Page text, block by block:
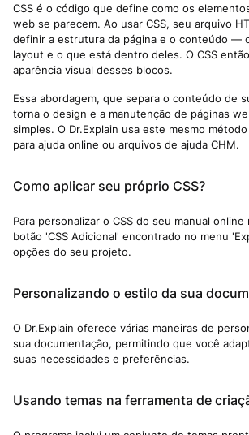
CSS é o código que define como os
web se parecem. Ao usar CSS, seu arquivo
definir a estrutura da página e o conteúdo —
layout e o que está dentro deles. O CSS
aparência visual desses blocos.
Essa abordagem, que separa o conteúdo de
torna o design e a manutenção de páginas
simples. O Dr.Explain usa este mesmo
para ajuda online ou arquivos de ajuda CHM.
Como aplicar seu próprio CSS?
Para personalizar o CSS do seu manual online
botão 'CSS Adicional' encontrado no menu
opções do seu projeto.
Personalizando o estilo da sua
O Dr.Explain oferece várias maneiras de
sua documentação, permitindo que você
suas necessidades e preferências.
Usando temas na ferramenta de